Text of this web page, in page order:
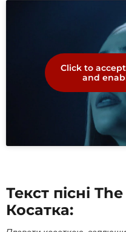
Click to
and
Текст пісні
Косатка: